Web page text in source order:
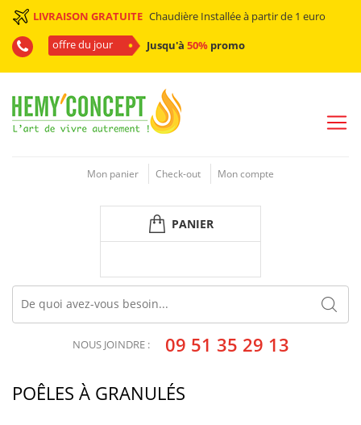
LIVRAISON GRATUITE Chaudière Installée à partir de 1 euro
offre du jour
Jusqu'à 50% promo
Mon panier Check-out Mon compte
PANIER
NOUS JOINDRE :
09 51 35 29 13
POÊLES À GRANULÉS